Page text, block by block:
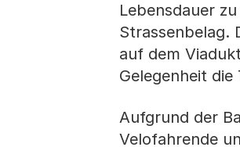
Lebensdauer
Strassenbelag.
auf dem
Gelegenheit
Aufgrund der
Velofahrende